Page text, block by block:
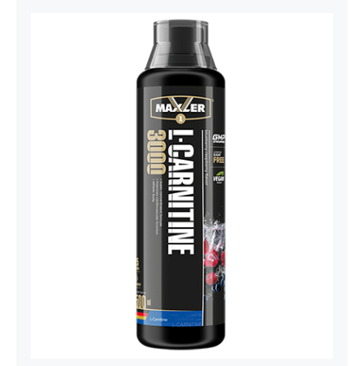
Carnitine Liquid Comfortable Shape
3000 – 500 ml
Mršavko Svi proizvodi
1.800,00рсд